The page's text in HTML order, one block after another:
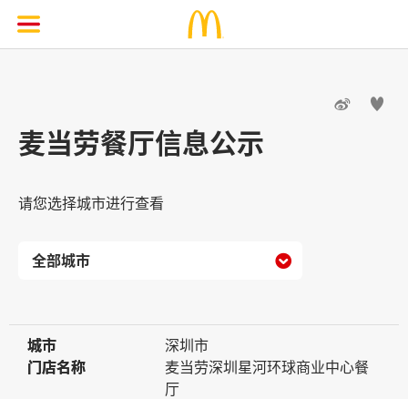
 
麦当劳餐厅信息公示
请您选择城市进行查看

城市
城市
深圳市
门店名称
门店名称
麦当劳深圳星河环球商业中心餐
厅